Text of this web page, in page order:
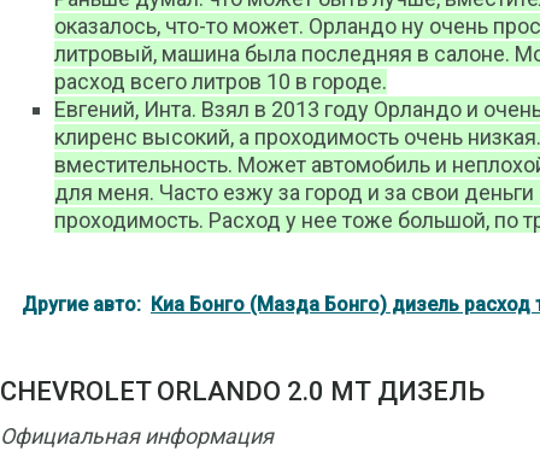
оказалось, что-то может. Орландо ну очень
литровый, машина была последняя в салоне.
расход всего литров 10 в городе.
Евгений, Инта. Взял в 2013 году Орландо и
клиренс высокий, а проходимость очень
вместительность. Может автомобиль и
для меня. Часто езжу за город и за свои
проходимость. Расход у нее тоже большой, по
Другие авто: Киа Бонго (Мазда Бонго) дизель расход
CHEVROLET ORLANDO 2.0 МТ ДИЗЕЛЬ
Официальная информация